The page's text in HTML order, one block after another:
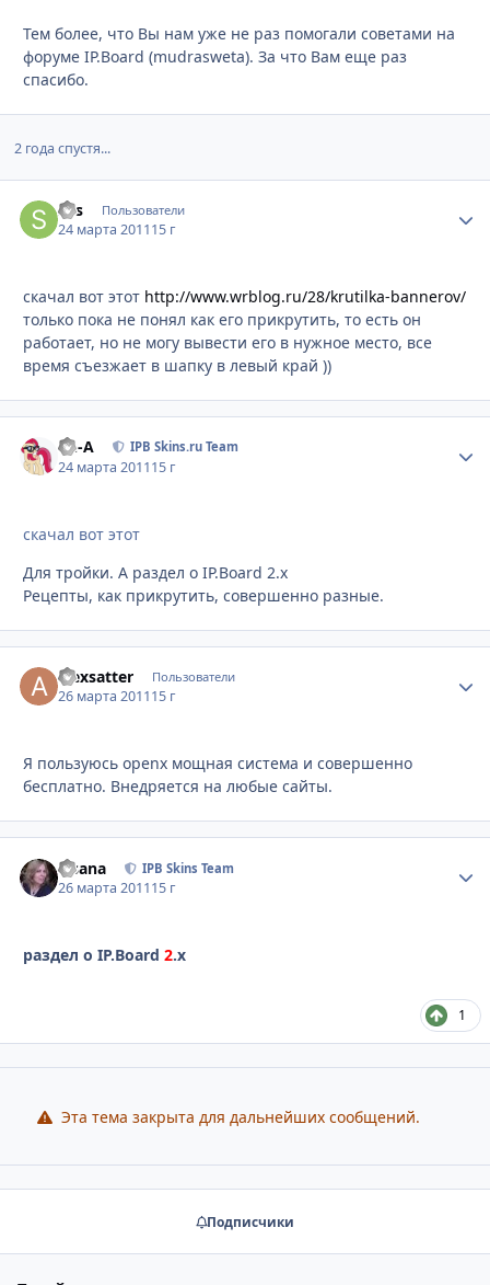
Тем более, что Вы нам уже не раз помогали советами на
форуме IP.Board (mudrasweta). За что Вам еще раз
спасибо.
2 года спустя...
Sys Пользователи
24 марта 201115 г
скачал вот этот http://www.wrblog.ru/28/krutilka-bannerov/
только пока не понял как его прикрутить, то есть он
работает, но не могу вывести его в нужное место, все
время съезжает в шапку в левый край ))
Ph-A IPB Skins.ru Team
24 марта 201115 г
скачал вот этот
Для тройки. А раздел о IP.Board 2.x
Рецепты, как прикрутить, совершенно разные.
alexsatter Пользователи
26 марта 201115 г
Я пользуюсь openx мощная система и совершенно
бесплатно. Внедряется на любые сайты.
Fisana IPB Skins Team
26 марта 201115 г
раздел о IP.Board 2.x
1
Эта тема закрыта для дальнейших сообщений.
Подписчики